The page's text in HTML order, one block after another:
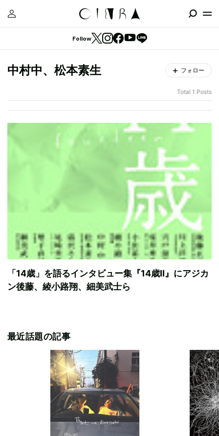
Follow
中村中、松本素生 フォロー
Total 1 Posts
「14歳」を語るインタビュー集『14歳II』にアジカ
ン後藤、綾小路翔、細美武士ら
最近話題の記事